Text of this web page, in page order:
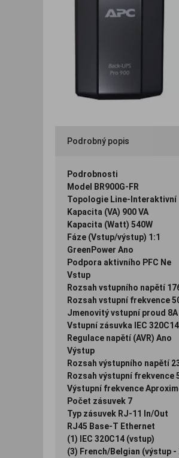
Podrobný popis
Podrobnosti
Model BR900G-FR
Topologie Line-Interaktivní
Kapacita (VA) 900 VA
Kapacita (Watt) 540W
Fáze (Vstup/výstup) 1:1
GreenPower Ano
Podpora aktivního PFC Ne
Vstup
Rozsah vstupního napětí
Rozsah vstupní frekvence
Jmenovitý vstupní proud 8A
Vstupní zásuvka IEC 320C14
Regulace napětí (AVR) Ano
Výstup
Rozsah výstupního napětí
Rozsah výstupní frekvence
Výstupní frekvence
Počet zásuvek 7
Typ zásuvek RJ-11 In/Out
RJ45 Base-T Ethernet
(1) IEC 320C14 (vstup)
(3) French/Belgian (výstup